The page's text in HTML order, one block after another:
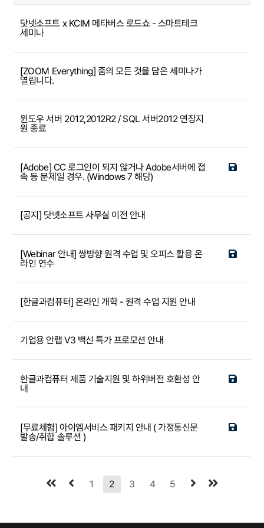
닷넷소프트 x KCIM 메타버스 로드쇼 - 스마트테크
세미나
[ZOOM Everything] 줌의 모든 것을 담은 세미나가
열립니다.
윈도우 서버 2012,2012R2 / SQL 서버2012 연장지
원 종료
[Adobe] CC 로그인이 되지 않거나 Adobe서버에 접
속 등 문제일 경우. (Windows 7 해당)
[공지] 닷넷소프트 사무실 이전 안내
[Webinar 안내] 쌍방향 원격 수업 및 오피스 활용 온
라인 연수
[한글과컴퓨터] 온라인 개학 - 원격 수업 지원 안내
기업용 안랩 V3 백신 특가 프로모션 안내
한글과컴퓨터 제품 기술지원 및 하위버전 호환성 안
내
[무료체험] 아이엠서비스 패키지 안내 ( 가정통신문
발송/취합 솔루션 )
1 2 3 4 5